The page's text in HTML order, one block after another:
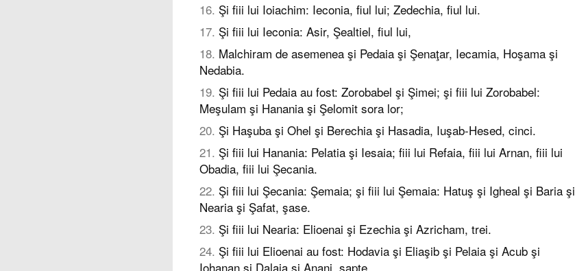
16. Şi fiii lui Ioiachim: Ieconia, fiul lui; Zedechia, fiul lui.
17. Şi fiii lui Ieconia: Asir, Şealtiel, fiul lui,
18. Malchiram de asemenea şi Pedaia şi Şenaţar, Iecamia, Hoşama şi
Nedabia.
19. Şi fiii lui Pedaia au fost: Zorobabel şi Şimei; şi fiii lui Zorobabel:
Meşulam şi Hanania şi Şelomit sora lor;
20. Şi Haşuba şi Ohel şi Berechia şi Hasadia, Iuşab-Hesed, cinci.
21. Şi fiii lui Hanania: Pelatia şi Iesaia; fiii lui Refaia, fiii lui Arnan, fiii lui
Obadia, fiii lui Şecania.
22. Şi fiii lui Şecania: Şemaia; şi fiii lui Şemaia: Hatuş şi Igheal şi Baria şi
Nearia şi Şafat, şase.
23. Şi fiii lui Nearia: Elioenai şi Ezechia şi Azricham, trei.
24. Şi fiii lui Elioenai au fost: Hodavia şi Eliaşib şi Pelaia şi Acub şi
Iohanan şi Dalaia şi Anani, şapte.